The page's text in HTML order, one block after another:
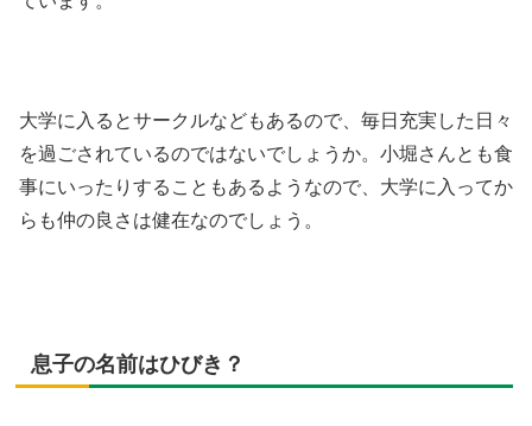
大学に入るとサークルなどもあるので、毎日充実した日々
を過ごされているのではないでしょうか。小堀さんとも食
事にいったりすることもあるようなので、大学に入ってか
らも仲の良さは健在なのでしょう。
息子の名前はひびき？